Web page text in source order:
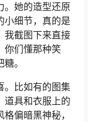
。她的造型还原
小细节，真的是
我截图下来直接
你们懂那种笑
。
。比如有的图集
道具和衣服上的
偏暗黑神秘，